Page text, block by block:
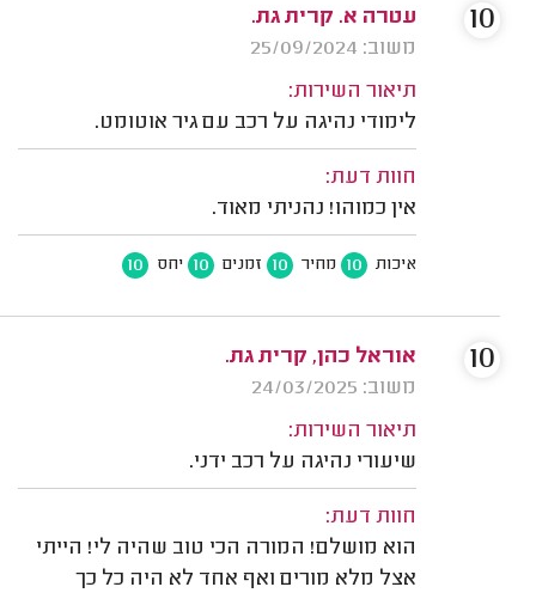
עטרה א. קרית גת.
משוב: 25/09/2024
תיאור השירות:
לימודי נהיגה על רכב עם גיר אוטומט.
חוות דעת:
אין כמוהו! נהניתי מאוד.
איכות 10 מחיר 10 זמנים 10 יחס 10
10
אוראל כהן, קרית גת.
משוב: 24/03/2025
תיאור השירות:
שיעורי נהיגה על רכב ידני.
חוות דעת:
הוא מושלם! המורה הכי טוב שהיה לי! הייתי
אצל מלא מורים ואף אחד לא היה כל כך
10